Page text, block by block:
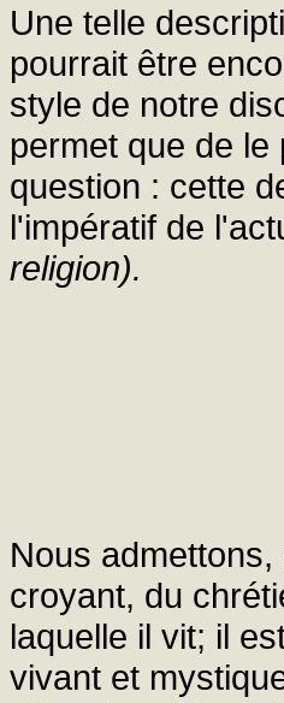
Une telle
pourrait être
style de notre
permet que de
question : cette
l'impératif de
religion).
Nous
croyant, du
laquelle il vit; il
vivant et